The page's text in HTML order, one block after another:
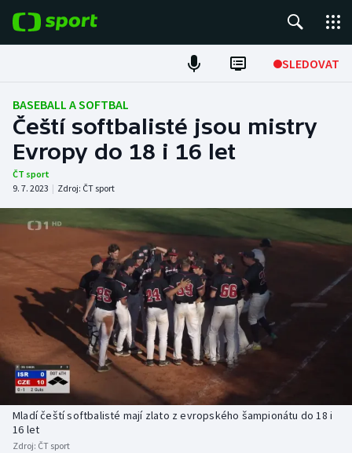
SLEDOVAT
Fotbal
Hokej
Tenis
Atletika
DALŠÍ SPORTY
Americký fotbal
Baseball a softbal
Biatlon
NEPŘEHLÉDNĚTE
Soutěže
Historické návraty
Aplikace ČT sport
BASEBALL A SOFTBAL
Čeští softbalisté jsou mistry
Evropy do 18 i 16 let
ČT sport
9. 7. 2023 | Zdroj: ČT sport
Mladí čeští softbalisté mají zlato z evropského šampionátu do 18 i
16 let
Zdroj: ČT sport